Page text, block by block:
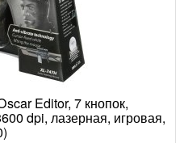
Editor, 7 кнопок,
dpi, лазерная, игровая,